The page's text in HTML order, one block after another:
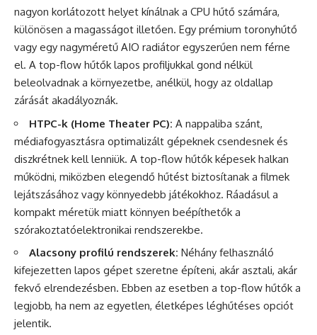
nagyon korlátozott helyet kínálnak a CPU hűtő számára,
különösen a magasságot illetően. Egy prémium toronyhűtő
vagy egy nagyméretű AIO radiátor egyszerűen nem férne
el. A top-flow hűtők lapos profiljukkal gond nélkül
beleolvadnak a környezetbe, anélkül, hogy az oldallap
zárását akadályoznák.
HTPC-k (Home Theater PC): A nappaliba szánt,
médiafogyasztásra optimalizált gépeknek csendesnek és
diszkrétnek kell lenniük. A top-flow hűtők képesek halkan
működni, miközben elegendő hűtést biztosítanak a filmek
lejátszásához vagy könnyedebb játékokhoz. Ráadásul a
kompakt méretük miatt könnyen beépíthetők a
szórakoztatóelektronikai rendszerekbe.
Alacsony profilú rendszerek: Néhány felhasználó
kifejezetten lapos gépet szeretne építeni, akár asztali, akár
fekvő elrendezésben. Ebben az esetben a top-flow hűtők a
legjobb, ha nem az egyetlen, életképes léghűtéses opciót
jelentik.